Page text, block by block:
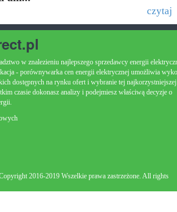
czytaj
w znalezieniu najlepszego sprzedawcy energii
- porównywarka cen energii elektrycznej umożliwia
dostępnych na rynku ofert i wybranie tej
czasie dokonasz analizy i podejmiesz właściwą decyzje o
2016-2019 Wszelkie prawa zastrzeżone. All rights